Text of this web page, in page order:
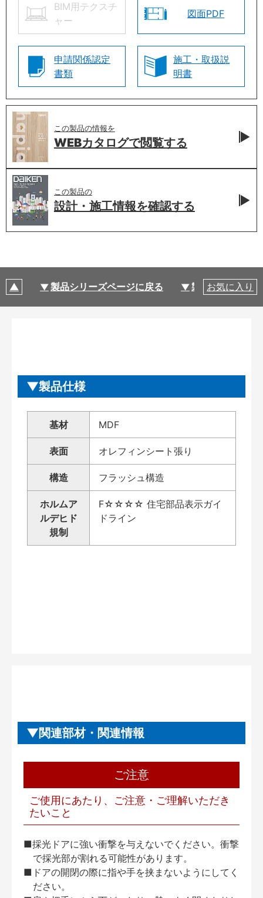
BIM用テクスチ
ャー
図面PDF
申請関係認定
書類
施工・取扱説
明書
この製品の情報を
WEBカタログで閲覧する
この製品の
設計・施工情報を確認する
製品シリーズページに戻る 製品仕様
お気に入り
製品仕様
基材 MDF
表面 オレフィンシート張り
構造 フラッシュ構造
ホルムア
ルデヒド
規制
F☆☆☆☆ 住宅部品表示ガイ
ドライン
関連部材・関連情報
ご注意
ご使用にあたり、ご注意・ご理解いただき
たいこと
■採光ドアに強い衝撃を与えないでください。衝撃
で採光部が割れる可能性があります。
■ドアの開閉の際に指や手を挟まないようにしてく
ださい。